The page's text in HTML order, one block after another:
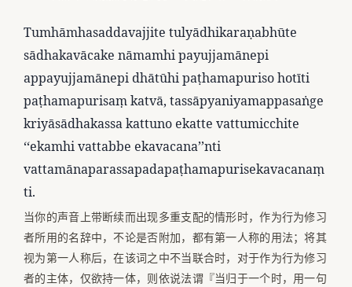
Tumhāmhasaddavajjite tulyādhikaraṇabhūte
sādhakavācake nāmamhi payujjamānepi
appayujjamānepi dhātūhi paṭhamapuriso hotīti
paṭhamapurisaṃ katvā, tassāpyaniyamappasaṅge
kriyāsādhakassa kattuno ekatte vattumicchite
‘‘ekamhi vattabbe ekavacana’’nti
vattamānaparassapadapaṭhamapurisekavacanaṃ
ti.
当你的声音上带断续而出现多重支配的情形时，作为行为修习
者所用的名辞中，不论是否附加，都有第一人称的用法；将其
视为第一人称后，在该词之中不当联合时，对于作为行为修习
者的主体，仅欲持一体，则依说法谓『当归于一个时，用一句